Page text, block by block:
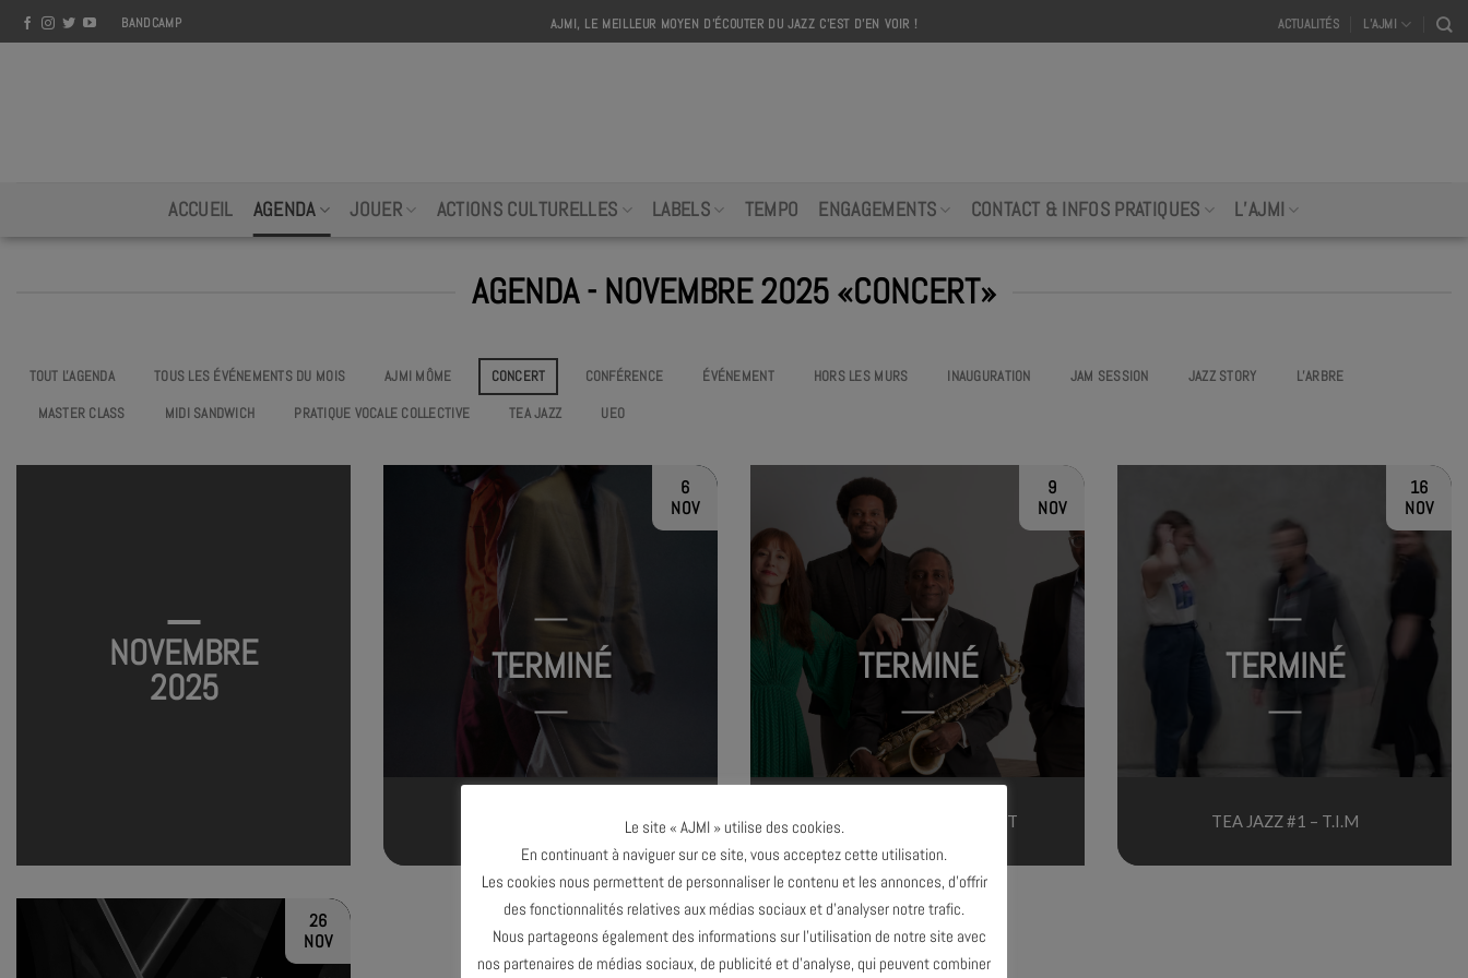
Skip
to
BANDCAMP AJMI, LE MEILLEUR MOYEN D'ÉCOUTER DU JAZZ C'EST D'EN VOIR ! ACTUALITÉS L’AJMI
ACCUEIL AGENDA JOUER ACTIONS CULTURELLES LABELS TEMPO ENGAGEMENTS CONTACT & INFOS PRATIQUES L’AJMI
AGENDA - NOVEMBRE 2025 «CONCERT»
TOUT L'AGENDA TOUS LES ÉVÉNEMENTS DU MOIS AJMI MÔME CONCERT CONFÉRENCE ÉVÉNEMENT HORS LES MURS INAUGURATION JAM SESSION JAZZ STORY
L’ARBRE
MASTER CLASS
MIDI SANDWICH PRATIQUE VOCALE COLLECTIVE TEA JAZZ UEO
NOVEMBRE
2025
6
NOV
TERMINÉ
9
NOV
DAVID MURRAY QUARTET
TERMINÉ
16
NOV
TEA JAZZ #1 – T.I.M
TERMINÉ
26
NOV
Le site « AJMI » utilise des cookies.
En continuant à naviguer sur ce site, vous acceptez cette utilisation.
Les cookies nous permettent de personnaliser le contenu et les annonces, d’offrir
des fonctionnalités relatives aux médias sociaux et d’analyser notre trafic.
Nous partageons également des informations sur l’utilisation de notre site avec
nos partenaires de médias sociaux, de publicité et d’analyse, qui peuvent combiner